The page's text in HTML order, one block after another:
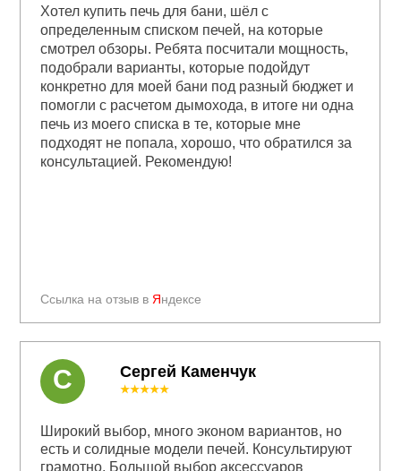
Ссылка на отзыв в Яндексе
Хотел купить печь для бани, шёл с
определенным списком печей, на которые
смотрел обзоры. Ребята посчитали мощность,
подобрали варианты, которые подойдут
конкретно для моей бани под разный бюджет и
помогли с расчетом дымохода, в итоге ни одна
печь из моего списка в те, которые мне
подходят не попала, хорошо, что обратился за
консультацией. Рекомендую!
Сергей Каменчук
★★★★★
Широкий выбор, много эконом вариантов, но
есть и солидные модели печей. Консультируют
грамотно. Большой выбор аксессуаров
С